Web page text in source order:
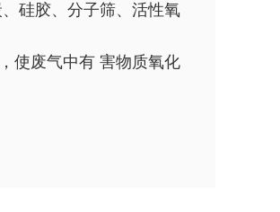
硅胶、分子筛、活性氧
使废气中有 害物质氧化